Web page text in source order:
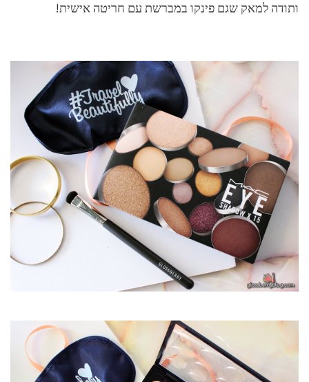
ותודה למאק שגם פינקו במברשת עם חריטה אישית!